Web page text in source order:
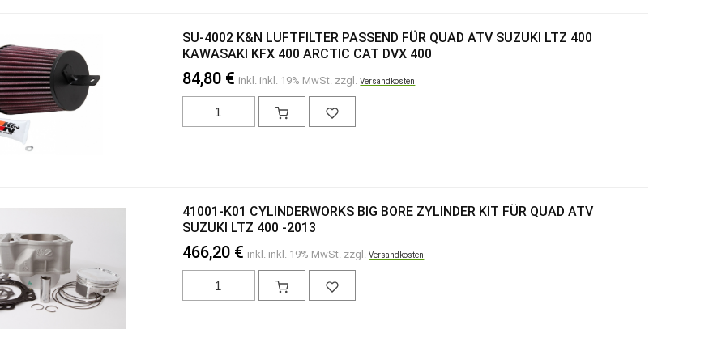
SU-4002 K&N LUFTFILTER PASSEND FÜR QUAD ATV SUZUKI LTZ 400
KAWASAKI KFX 400 ARCTIC CAT DVX 400
84,80 € inkl. inkl. 19% MwSt. zzgl.Versandkosten
41001-K01 CYLINDERWORKS BIG BORE ZYLINDER KIT FÜR QUAD ATV
SUZUKI LTZ 400 -2013
466,20 € inkl. inkl. 19% MwSt. zzgl.Versandkosten